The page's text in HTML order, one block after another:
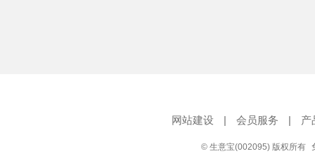
网站建设 | 会员服务 | 产
© 生意宝(002095) 版权所有